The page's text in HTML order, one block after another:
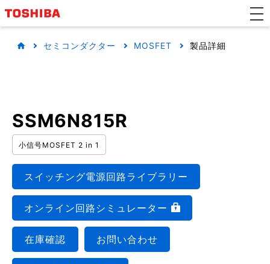
セミコンダクター MOSFET 製品詳細
SSM6N815R
小信号MOSFET 2 in 1
スイッチング電源回路ライブラリー
オンライン回路シミュレーター
在庫確認 お問い合わせ